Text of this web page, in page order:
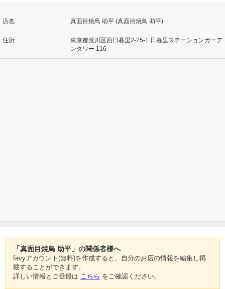
店名 真面目焼鳥 助平 (真面目焼鳥 助平)
住所
東京都荒川区西日暮里2-25-1 日暮里ステーションガーデ
ンタワー 116
「真面目焼鳥 助平」の関係者様へ
favyアカウント(無料)を作成すると、自分のお店の情報を編集し掲
載することができます。
詳しい情報とご登録は こちら をご確認ください。